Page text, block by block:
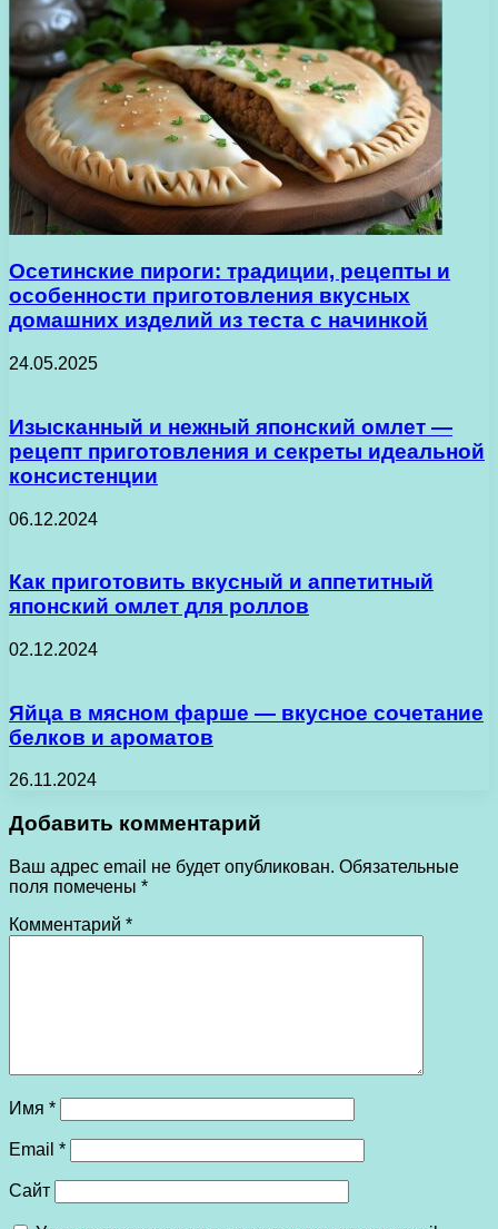
Осетинские пироги: традиции, рецепты и
особенности приготовления вкусных
домашних изделий из теста с начинкой
24.05.2025
Изысканный и нежный японский омлет —
рецепт приготовления и секреты идеальной
консистенции
06.12.2024
Как приготовить вкусный и аппетитный
японский омлет для роллов
02.12.2024
Яйца в мясном фарше — вкусное сочетание
белков и ароматов
26.11.2024
Добавить комментарий
Ваш адрес email не будет опубликован. Обязательные
поля помечены *
Комментарий *
Имя *
Email *
Сайт